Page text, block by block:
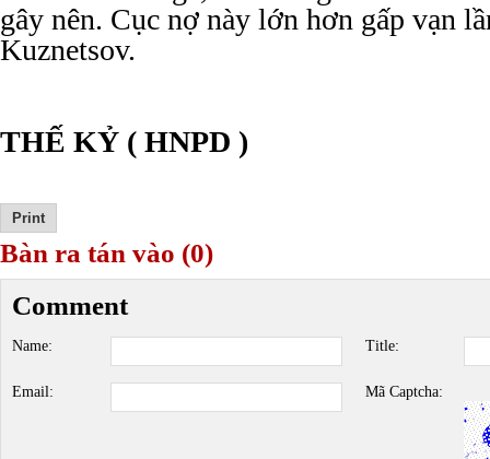
gây nên. Cục nợ này lớn hơn gấp vạn
Kuznetsov.
THẾ KỶ ( HNPD )
Bàn ra tán vào (0)
Comment
Name: Title:
Email: Mã Captcha: